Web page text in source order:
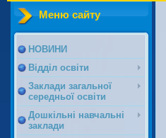
Меню сайту
НОВИНИ
Відділ освіти
Заклади загальної
середньої освіти
Дошкільні навчальні
заклади